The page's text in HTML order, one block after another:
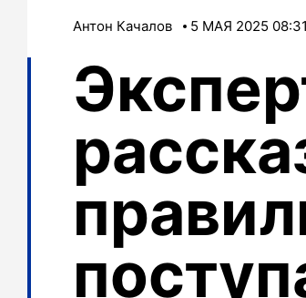
Антон Качалов 5 МАЯ 2025 08:31